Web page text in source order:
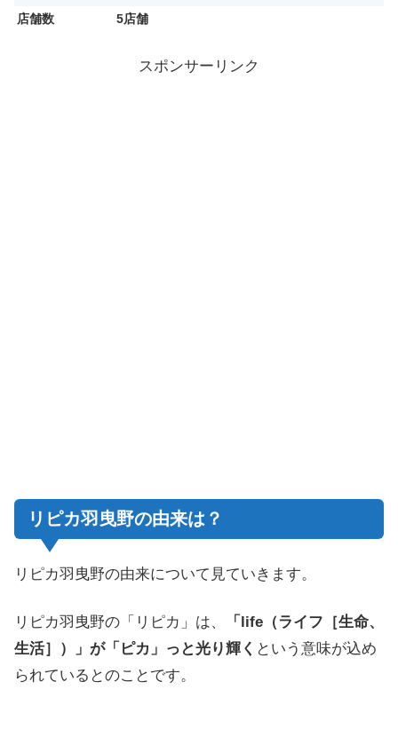
店舗数
5店舗
スポンサーリンク
リピカ羽曳野の由来は？
リピカ羽曳野の由来について見ていきます。
リピカ羽曳野の「リピカ」は、
「life（ライフ［生命、
生活］）」が「ピカ」っと光り輝く という意味が込め
られているとのことです。